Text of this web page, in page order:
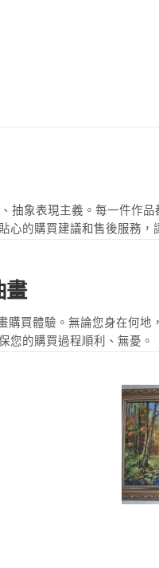
抽象表現主義。每一件作
的購買建議和售後服務，
畫
買體驗。無論您身在何
您的購買過程順利、無憂。